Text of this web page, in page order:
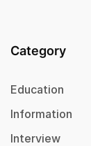
Category
Education
Information
Interview